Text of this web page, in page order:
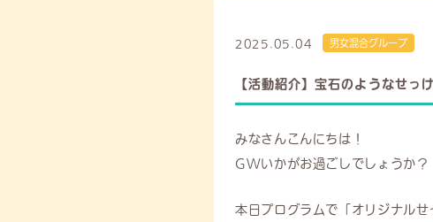
2025.05.04 男女混合グループ
【活動紹介】宝石のようなせっ
みなさんこんにちは！
GWいかがお過ごしでしょうか？
本日プログラムで「オリジナルせ